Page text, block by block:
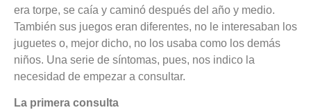
era torpe, se caía y caminó después del año y medio.
También sus juegos eran diferentes, no le interesaban los
juguetes o, mejor dicho, no los usaba como los demás
niños. Una serie de síntomas, pues, nos indico la
necesidad de empezar a consultar.
La primera consulta